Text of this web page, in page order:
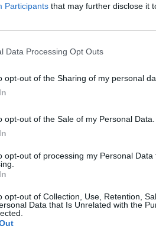
Participants that may further disclose it
Data Processing Opt Outs
opt-out of the Sharing of my personal
opt-out of the Sale of my Personal Data.
opt-out of processing my Personal Data
opt-out of Collection, Use, Retention,
Data that Is Unrelated with the
cu coronavirus a scăzut la
duce însă la revenirea rapidă
oamenilor și în alte părți,
cine s-a infectat la slujbă și cine
în vârstă s-au călcat în picioare
o